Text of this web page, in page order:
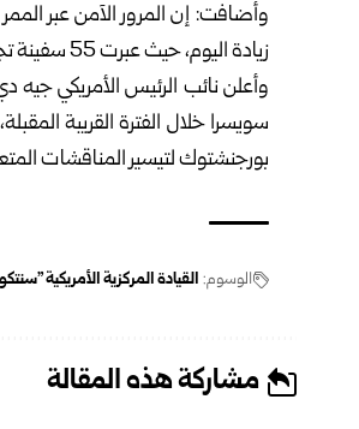
وأضافت: إن المرور الآمن عبر
زيادة اليوم، حيث عبرت 55 سفينة تجارية، نقلت ‏أكثر من 17 مليون برميل من النفط.‏
وأعلن نائب الرئيس الأمريكي
سويسرا خلال الفترة القريبة
‏بورجنشتوك لتيسير المناقشات
الوسوم:القيادة المركزية الأمريكية
مشاركة هذه المقالة